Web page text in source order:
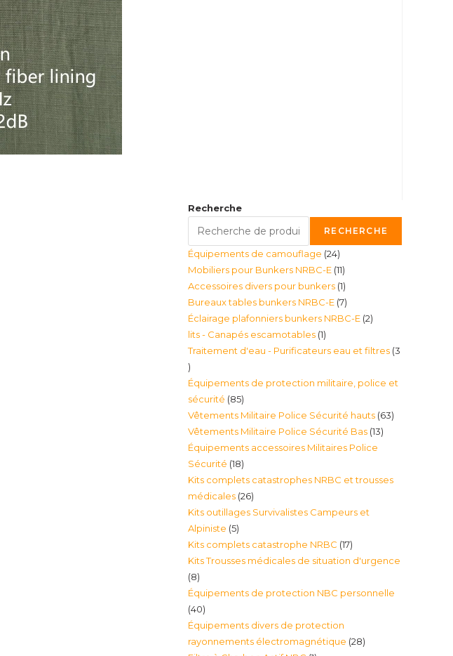
Recherche
RECHERCHE
Équipements de camouflage 2424
produits
Mobiliers pour Bunkers NRBC-E 1111
produits
Accessoires divers pour bunkers 11
produit
Bureaux tables bunkers NRBC-E 77
produits
Éclairage plafonniers bunkers NRBC-E 22
lits - Canapés escamotables 11
produit
Traitement d'eau - Purificateurs eau et filtres 3
3
produits
Équipements de protection militaire, police et
sécurité 8585
produits
Vêtements Militaire Police Sécurité hauts 6363
Vêtements Militaire Police Sécurité Bas 1313
Équipements accessoires Militaires Police
Sécurité 1818
produits
Kits complets catastrophes NRBC et trousses
médicales 2626
produits
Kits outillages Survivalistes Campeurs et
Alpiniste 55
produits
Kits complets catastrophe NRBC 1717
produits
Kits Trousses médicales de situation d'urgence
88
produits
Équipements de protection NBC personnelle
4040
produits
Équipements divers de protection
rayonnements électromagnétique 2828